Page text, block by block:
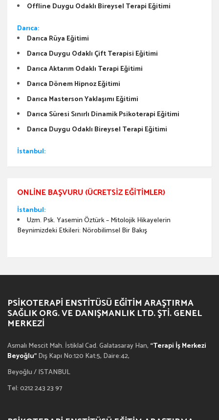
Offline Duygu Odaklı Bireysel Terapi Eğitimi
Darıca:
Darıca Rüya Eğitimi
Darıca Duygu Odaklı Çift Terapisi Eğitimi
Darıca Aktarım Odaklı Terapi Eğitimi
Darıca Dönem Hipnoz Eğitimi
Darıca Masterson Yaklaşımı Eğitimi
Darıca Süresi Sınırlı Dinamik Psikoterapi Eğitimi
Darıca Duygu Odaklı Bireysel Terapi Eğitimi
İstanbul:
ONLINE BAŞVURU (ÜCRETSIZ EĞITIMLER)
İstanbul:
Uzm. Psk. Yasemin Öztürk – Mitolojik Hikayelerin
Beynimizdeki Etkileri: Nörobilimsel Bir Bakış
PSIKOTERAPI ENSTITÜSÜ EĞITIM ARAŞTIRMA
SAĞLIK ORG. VE DANIŞMANLIK LTD. ŞTI. GENEL
MERKEZI
Asmalı Mescit Mah. İstiklal Cad. Galatasaray Han, “Terapi İş Merkezi
Beyoğlu”Dış Kapı No:120 Kat:5, Daire:42,
Beyoğlu / ISTANBUL
Tel: 0212 243 23 97